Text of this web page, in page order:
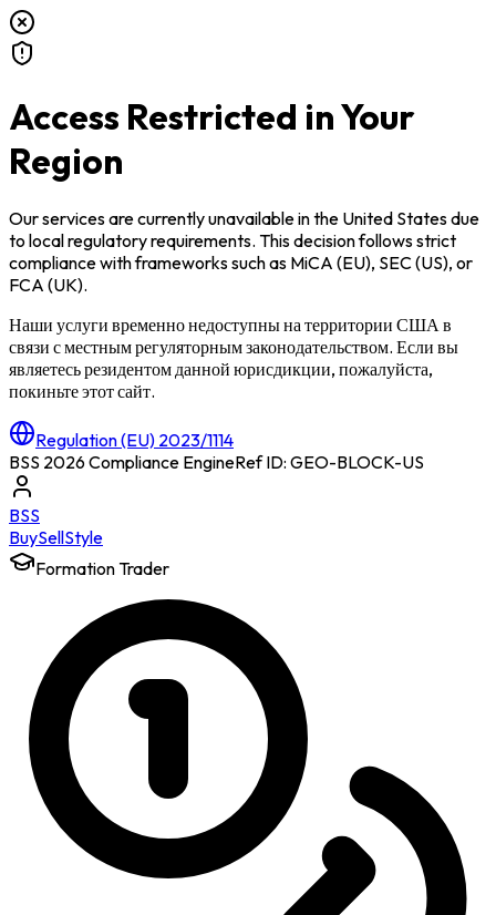
Access Restricted in Your
Region
Our services are currently unavailable inthe United Statesdue
to local regulatory requirements. This decision follows strict
compliance with frameworks such as MiCA (EU), SEC (US), or
FCA (UK).
Наши услуги временно недоступны на территории США в
связи с местным регуляторным законодательством. Если вы
являетесь резидентом данной юрисдикции, пожалуйста,
покиньте этот сайт.
Regulation (EU) 2023/1114
BSS 2026 Compliance EngineRef ID: GEO-BLOCK-US
BSS
BuySellStyle
Formation Trader